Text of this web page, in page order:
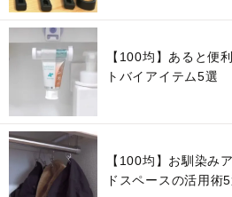
【100均】あると便
トバイアイテム5選
【100均】お馴染み
ドスペースの活用術